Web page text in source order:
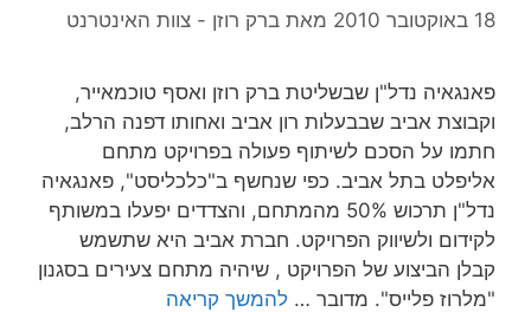
18 באוקטובר 2010 מאת ברק רוזן - צוות האינטרנט
פאנגאיה נדל"ן שבשליטת ברק רוזן ואסף טוכמאייר,
וקבוצת אביב שבבעלות רון אביב ואחותו דפנה הרלב,
חתמו על הסכם לשיתוף פעולה בפרויקט מתחם
אליפלט בתל אביב. כפי שנחשף ב"כלכליסט", פאנגאיה
נדל"ן תרכוש 50% מהמתחם, והצדדים יפעלו במשותף
לקידום ולשיווק הפרויקט. חברת אביב היא שתשמש
קבלן הביצוע של הפרויקט , שיהיה מתחם צעירים בסגנון
"מלרוז פלייס". מדובר … להמשך קריאה